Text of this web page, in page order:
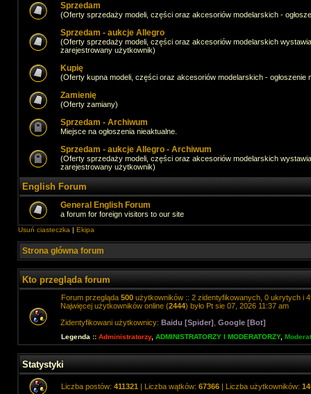
Sprzedam
(Oferty sprzedaży modeli, części oraz akcesoriów modelarskich -
Sprzedam - aukcje Allegro
(Oferty sprzedaży modeli, części oraz akcesoriów modelarskich
zarejestrowany użytkownik)
Kupię
(Oferty kupna modeli, części oraz akcesoriów modelarskich -
Zamienię
(Oferty zamiany)
Sprzedam - Archiwum
Miejsce na ogłoszenia nieaktualne.
Sprzedam - aukcje Allegro - Archiwum
(Oferty sprzedaży modeli, części oraz akcesoriów modelarskich
zarejestrowany użytkownik)
English Forum
General English Forum
a forum for foreign visitors to our site
Usuń ciasteczka | Ekipa
Strona główna forum
Kto przegląda forum
Forum przegląda 500 użytkowników :: 2 zidentyfikowanych, 0 ukrytych i
Najwięcej użytkowników online (2444) było Pt sie 07, 2026 11:37 am
Zidentyfikowani użytkownicy: Baidu [Spider] Google [Bot]
Legenda :: Administratorzy, ADMINISTRATORZY I MODERATORZY,
Statystyki
Liczba postów: 411321 | Liczba wątków: 67366 | Liczba użytkowników: